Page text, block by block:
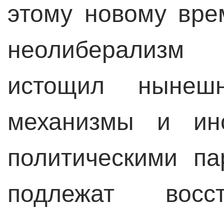
этому новому
истощил
механизмы и
политическими
подлежат